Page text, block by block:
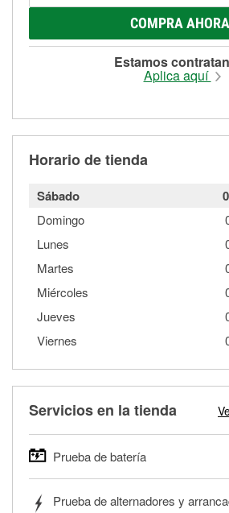
COMPRA AHORA
Estamos
Aplica aquí
Horario de tienda
Sábado
Domingo
Lunes
Martes
Miércoles
Jueves
Viernes
Servicios en la tienda
Prueba de batería
autos, camionetas, SUVs, vehículos
Prueba de alternadores y